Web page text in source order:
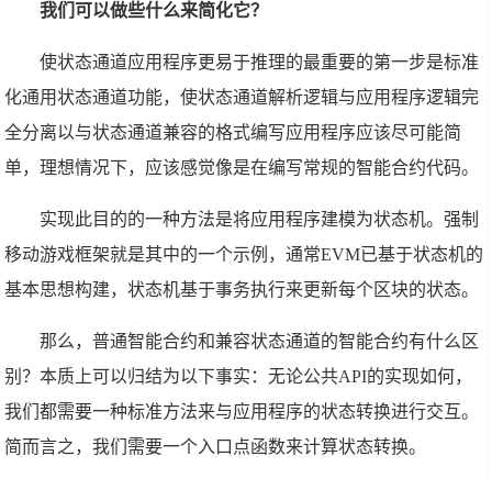
我们可以做些什么来简化它？
使状态通道应用程序更易于推理的最重要的第一步是标准
化通用状态通道功能，使状态通道解析逻辑与应用程序逻辑完
全分离以与状态通道兼容的格式编写应用程序应该尽可能简
单，理想情况下，应该感觉像是在编写常规的智能合约代码。
实现此目的的一种方法是将应用程序建模为状态机。强制
移动游戏框架就是其中的一个示例，通常EVM已基于状态机的
基本思想构建，状态机基于事务执行来更新每个区块的状态。
那么，普通智能合约和兼容状态通道的智能合约有什么区
别？本质上可以归结为以下事实：无论公共API的实现如何，
我们都需要一种标准方法来与应用程序的状态转换进行交互。
简而言之，我们需要一个入口点函数来计算状态转换。